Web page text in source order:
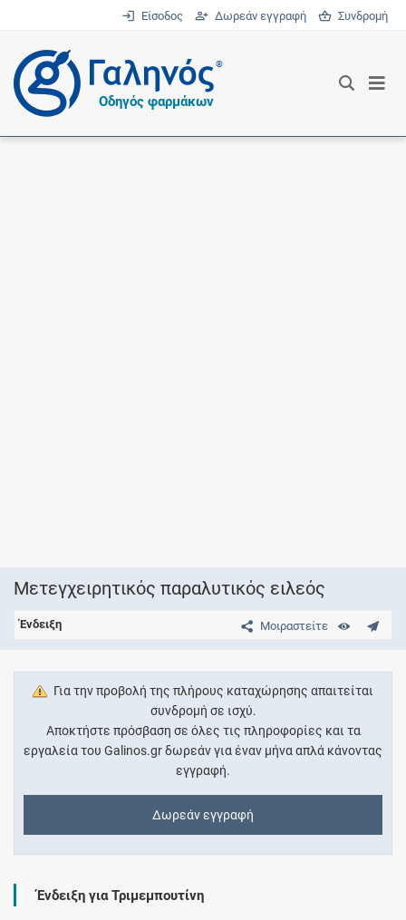
Είσοδος Δωρεάν εγγραφή Συνδρομή
®
Οδηγός φαρμάκων
Μετεγχειρητικός παραλυτικός ειλεός
Μοιραστείτε
Ένδειξη
Για την προβολή της πλήρους καταχώρησης απαιτείται
συνδρομή σε ισχύ.
Αποκτήστε πρόσβαση σε όλες τις πληροφορίες και τα
εργαλεία του Galinos.gr δωρεάν για έναν μήνα απλά κάνοντας
εγγραφή.
Δωρεάν εγγραφή
Ένδειξη για Τριμεμπουτίνη